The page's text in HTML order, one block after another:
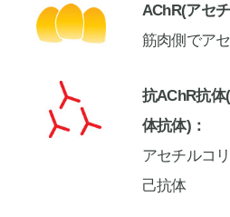
AChR(アセ
筋肉側でア
抗AChR抗
体抗体)
アセチルコ
己抗体